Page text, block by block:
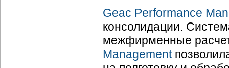
Geac Performance
консолидации.
межфирменные
Management